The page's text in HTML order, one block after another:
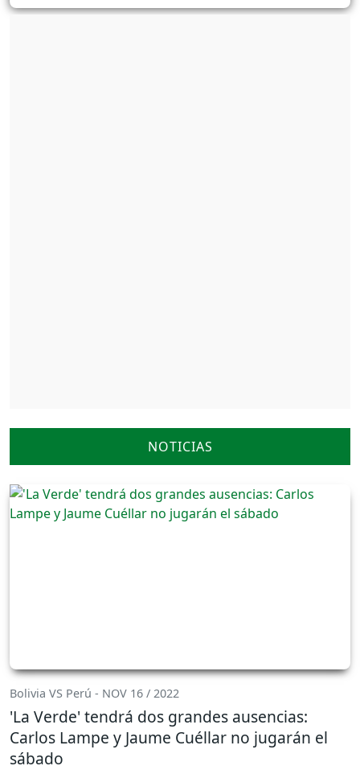
NOTICIAS
Bolivia VS Perú - NOV 16 / 2022
'La Verde' tendrá dos grandes ausencias:
Carlos Lampe y Jaume Cuéllar no jugarán el
sábado